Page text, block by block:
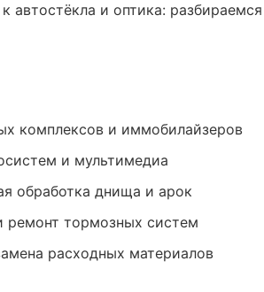
автостёкла и оптика:
комплексов и иммобилайзеров
и мультимедиа
обработка днища и арок
ремонт тормозных систем
расходных материалов